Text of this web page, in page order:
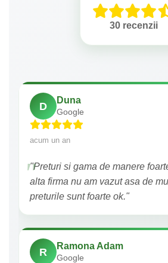
30 recenzii
D
Duna
Google
acum un an
"Preturi si gama de manere
alta firma nu am vazut asa de
preturile sunt foarte ok."
R
Ramona Adam
Google